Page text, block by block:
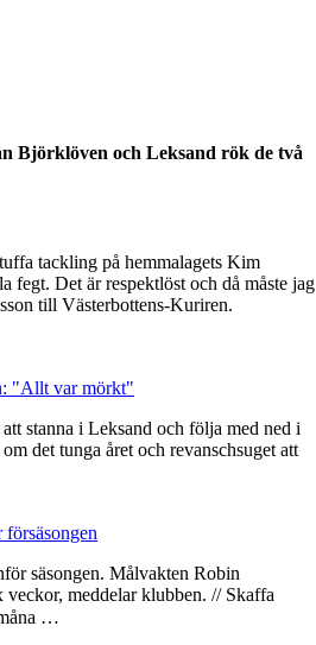
Björklöven och Leksand rök de två
tackling på hemmalagets Kim
fegt. Det är respektlöst och då måste jag
till Västerbottens-Kuriren.
"Allt var mörkt"
stanna i Leksand och följa med ned i
det tunga året och revanschsuget att
säsongen. Målvakten Robin
meddelar klubben. // Skaffa
…